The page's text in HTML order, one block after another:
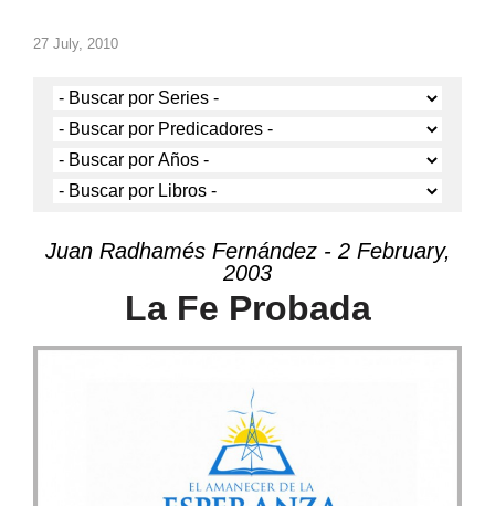
27 July, 2010
Juan Radhamés Fernández - 2 February,
2003
La Fe Probada